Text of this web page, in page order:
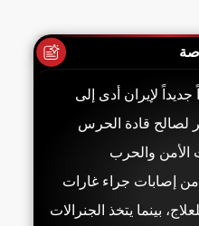
لإيران أدى إلى
لصالح قادة الحرس
الأمن والحرب
من إصابات جراء غارات
بينما يتخذ الجنرالات